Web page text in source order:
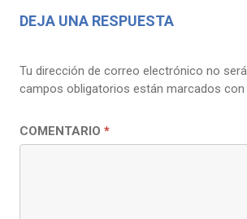
DEJA UNA RESPUESTA
Tu dirección de correo electrónico no
campos obligatorios están marcados con
COMENTARIO *